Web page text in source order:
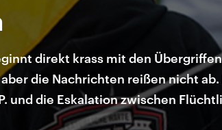
direkt krass mit den
die Nachrichten reißen nicht
und die Eskalation zwischen